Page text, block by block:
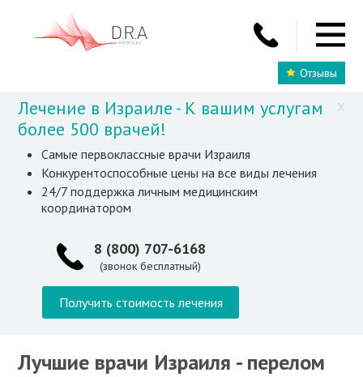
Отзывы
X
Лечение в Израиле - К вашим услугам
более 500 врачей!
Самые первоклассные врачи Израиля
Конкурентоспособные цены на все виды лечения
24/7 поддержка личным медицинским
координатором
8 (800) 707-6168
(звонок бесплатный)
Получить стоимость лечения
Лучшие врачи Израиля - перелом